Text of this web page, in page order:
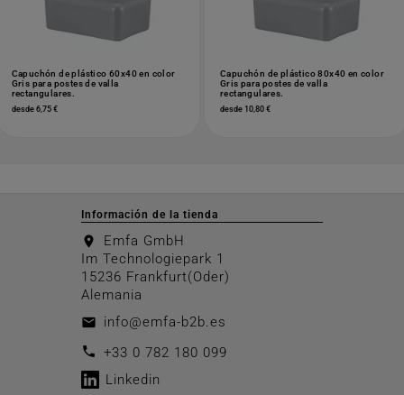
Capuchón de plástico 60x40 en color
Gris para postes de valla
rectangulares.
desde 6,75 €
Capuchón de plástico 80x40 en color
Gris para postes de valla
rectangulares.
desde 10,80 €
Información de la tienda
location_on
Emfa GmbH
Im Technologiepark 1
15236 Frankfurt(Oder)
Alemania
email info@emfa-b2b.es
call +33 0 782 180 099
Linkedin